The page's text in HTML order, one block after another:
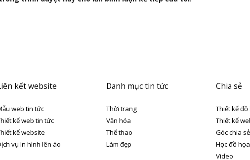
kết website
web tin tức
kế web tin tức
kế website
vụ In hình lên áo
Danh mục tin tức
Thời trang
Văn hóa
Thể thao
Làm đẹp
Chia sẻ
Thiết kế đồ
Thiết kế
Góc chia sẻ
Học đồ họa
Video